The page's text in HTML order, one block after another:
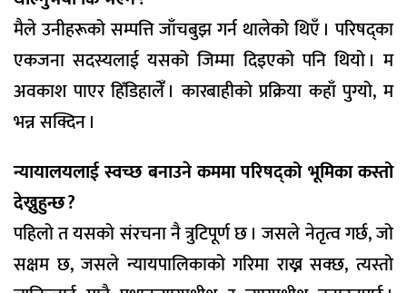
मैले उनीहरूको सम्पत्ति जाँचबुझ गर्न थालेको थिएँ । परिषद्का
एकजना सदस्यलाई यसको जिम्मा दिइएको पनि थियो । म
अवकाश पाएर हिँडिहालेंँ । कारबाहीको प्रक्रिया कहाँ पुग्यो, म
भन्न सक्दिन ।
न्यायालयलाई स्वच्छ बनाउने कममा परिषद्को भूमिका कस्तो
देख्नुहुन्छ ?
पहिलो त यसको संरचना नै त्रुटिपूर्ण छ । जसले नेतृत्व गर्छ, जो
सक्षम छ, जसले न्यायपालिकाको गरिमा राख्न सक्छ, त्यस्तो